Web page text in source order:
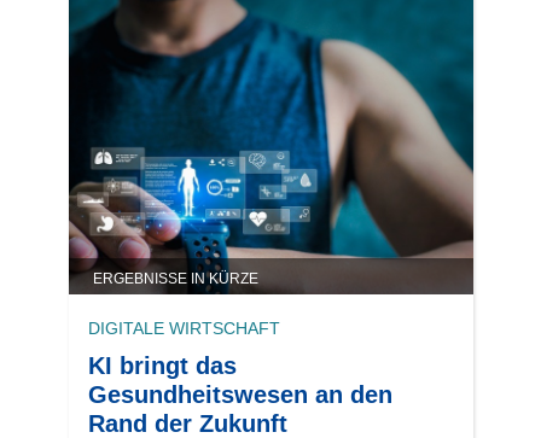
ERGEBNISSE IN KÜRZE
DIGITALE WIRTSCHAFT
KI bringt das
Gesundheitswesen an den
Rand der Zukunft